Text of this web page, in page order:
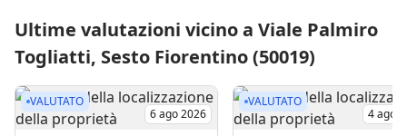
Ultime valutazioni vicino a Viale Palmiro
Togliatti, Sesto Fiorentino (50019)
VALUTATO
6 ago 2026
VALUTATO
4 ago